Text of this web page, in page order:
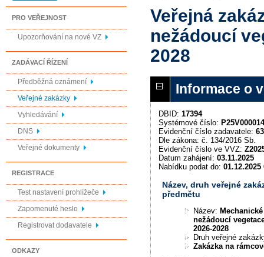
PRO VEŘEJNOST
Upozorňování na nové VZ
ZADÁVACÍ ŘÍZENÍ
Předběžná oznámení
Veřejné zakázky
Vyhledávání
DNS
Veřejné dokumenty
REGISTRACE
Test nastavení prohlížeče
Zapomenuté heslo
Registrovat dodavatele
ODKAZY
Veřejná
nežádoucí
2028
Informace o
DBID: 17394
Systémové číslo:
Evidenční číslo zadavatele:
Dle zákona: č. 134/2016 Sb.
Evidenční číslo ve VVZ:
Datum zahájení: 03.11.2025
Nabídku podat do: 01.12.2025
Název, druh veřejné
předmětu
Název:
nežádoucí
2026-2028
Druh veřejné
Zakázka na